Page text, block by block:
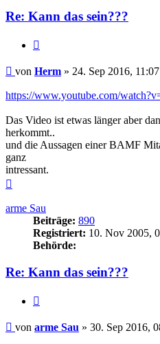
Re: Kann das sein???
Beitrag
von Herm » 24. Sep 2016, 11:07
https://www.youtube.com/
Das Video ist etwas länger aber
herkommt..
und die Aussagen einer BAMF
ganz
intressant.
arme Sau
Beiträge: 890
Registriert: 10. Nov 2005,
Behörde:
Re: Kann das sein???
Beitrag
von arme Sau » 30. Sep 2016,